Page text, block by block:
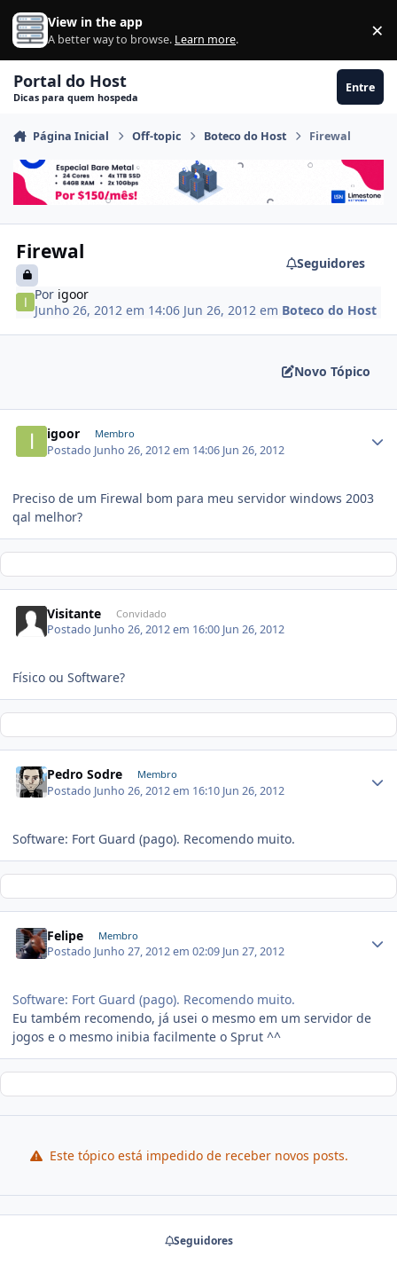
Ir para conteúdo
View in the app
A better way to browse. Learn more. ×
Portal do Host
Dicas para quem hospeda
Entre
Página Inicial Off-topic Boteco do Host Firewal
Firewal
Seguidores
Por igoor
Junho 26, 2012 em 14:06 Jun 26, 2012 em Boteco do Host
Novo Tópico
igoor Membro
Postado Junho 26, 2012 em 14:06 Jun 26, 2012
Preciso de um Firewal bom para meu servidor windows 2003
qal melhor?
Visitante Convidado
Postado Junho 26, 2012 em 16:00 Jun 26, 2012
Físico ou Software?
Pedro Sodre Membro
Postado Junho 26, 2012 em 16:10 Jun 26, 2012
Software: Fort Guard (pago). Recomendo muito.
Felipe Membro
Postado Junho 27, 2012 em 02:09 Jun 27, 2012
Software: Fort Guard (pago). Recomendo muito.
Eu também recomendo, já usei o mesmo em um servidor de
jogos e o mesmo inibia facilmente o Sprut ^^
Este tópico está impedido de receber novos posts.
Seguidores